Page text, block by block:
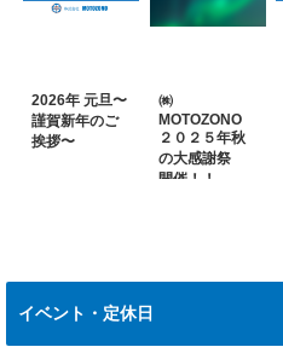
2026年 元旦〜
謹賀新年のご
挨拶〜
㈱
MOTOZONO
２０２５年秋
の大感謝祭
開催！！
イベント・定休日